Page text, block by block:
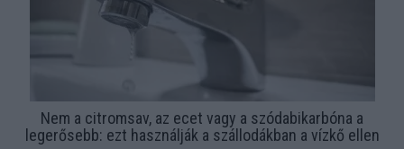
Nem a citromsav, az ecet vagy a szódabikarbóna a
legerősebb: ezt használják a szállodákban a vízkő ellen